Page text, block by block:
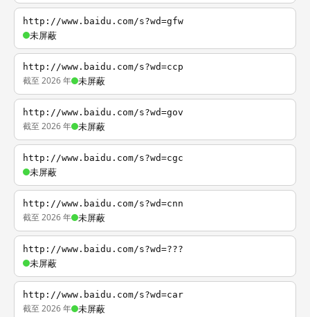
http://www.baidu.com/s?wd=gfw
未屏蔽
http://www.baidu.com/s?wd=ccp
截至 2026 年 未屏蔽
http://www.baidu.com/s?wd=gov
截至 2026 年 未屏蔽
http://www.baidu.com/s?wd=cgc
未屏蔽
http://www.baidu.com/s?wd=cnn
截至 2026 年 未屏蔽
http://www.baidu.com/s?wd=???
未屏蔽
http://www.baidu.com/s?wd=car
截至 2026 年 未屏蔽